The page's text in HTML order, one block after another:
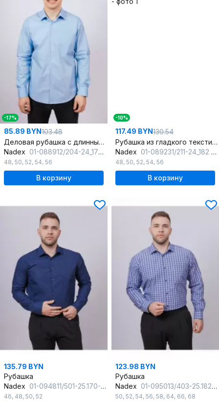
-17%
85.89 BYN103.48
Деловая рубашка с длинным рукавом и классическим воротником
Nadex 01-088912/204-24_170 голубой
48, 50, 52, 54, 56
В корзину
-10%
117.49 BYN130.54
Рубашка из гладкого текстиля с классическим воротником
Nadex 01-089231/211-24_182 натуральный
48, 50, 52, 54, 56
В корзину
135.79 BYN
Рубашка
Nadex 01-094811/501-25.170-176
46, 48, 50, 52
123.98 BYN
Рубашка
Nadex 01-095013/403-25.182-188 темно-синий-белый
50, 52, 54, 56, 58, 64, 66, 68